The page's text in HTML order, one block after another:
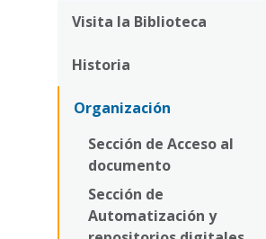
de
ayuda
a
la
navegación
Visita la Biblioteca
Historia
Organización
Sección de Acceso al
documento
Sección de
Automatización y